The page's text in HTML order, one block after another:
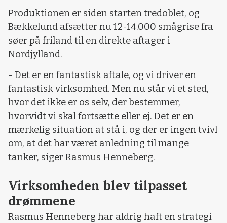
Produktionen er siden starten tredoblet, og
Bækkelund afsætter nu 12-14.000 smågrise fra
søer på friland til en direkte aftager i
Nordjylland.
- Det er en fantastisk aftale, og vi driver en
fantastisk virksomhed. Men nu står vi et sted,
hvor det ikke er os selv, der bestemmer,
hvorvidt vi skal fortsætte eller ej. Det er en
mærkelig situation at stå i, og der er ingen tvivl
om, at det har været anledning til mange
tanker, siger Rasmus Henneberg.
Virksomheden blev tilpasset
drømmene
Rasmus Henneberg har aldrig haft en strategi